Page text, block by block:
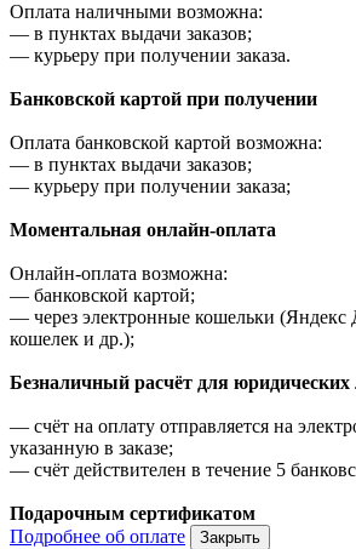
Оплата наличными возможна:
— в пунктах выдачи заказов;
— курьеру при получении заказа.
Банковской картой при получении
Оплата банковской картой возможна:
— в пунктах выдачи заказов;
— курьеру при получении заказа;
Моментальная онлайн-оплата
Онлайн-оплата возможна:
— банковской картой;
— через электронные кошельки
кошелек и др.);
Безналичный расчёт для юридических
— счёт на оплату отправляется на
указанную в заказе;
— счёт действителен в течение 5
Подарочным сертификатом
Подробнее об оплате
Закрыть